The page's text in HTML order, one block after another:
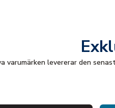
varumärken levererar den